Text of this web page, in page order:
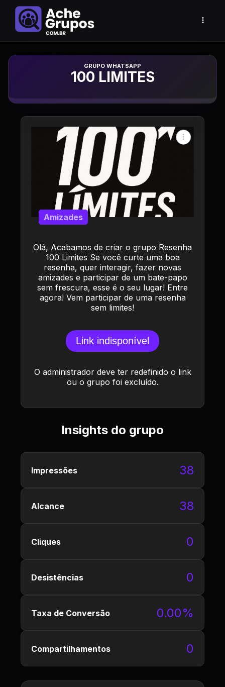
Grupo de Whatsapp
100 LIMITES
Olá, Acabamos de criar o grupo Resenha
100 Limites Se você curte uma boa
resenha, quer interagir, fazer novas
amizades e participar de um bate-papo
sem frescura, esse é o seu lugar! Entre
agora! Vem participar de uma resenha
sem limites!
Amizades
Link indisponível
O administrador deve ter redefinido o link
ou o grupo foi excluído.
Insights do grupo
Impressões 38
Alcance 38
Cliques 0
Desistências 0
Taxa de Conversão 0.00%
Compartilhamentos 0